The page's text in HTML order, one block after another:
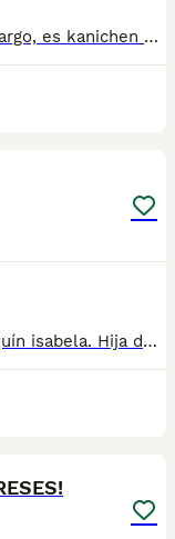
Precioso machito de teckel chocolate de pelo largo, es kanichen muy pequeño en adulto. Se entregan con microchip, pasaporte cartilla sanitaria, revisión veterinaria, desparasitacion interna y externa. Posibilidad recoger en nuestras instalaciones con cita,o hacemos envíos solo en toda España con empresa especializada en transporte de mascotas. Estaria para entregar a finales de agosto. En Angélica dogs tenemos los cachorros de la raza que estas buscando. Solo razas pequeñas (caniche,pomerania,maltipoo,bichon maltes,chihuahua...)y en razas grandes solo Cane corso. Estamos en la comunidad valenciana en rojales
Preciosa hembrita de teckel de pelo largo arlequín isabela. Hija de Luna y Lucero preciosa pareja de este año. Muy muy pequeña de tamaño lista para entregar en un mes con las 3 vacunas,microchi,pasaporte, cartilla sanitaria, revisión veterinaria previa certificada. Desparasitacion interna y externa antes de la entrega. Se puede recoger personalmente en nuestras instalaciones o hacemos envíos solo en España con empresa especializada en transporte de mascotas de confianza.